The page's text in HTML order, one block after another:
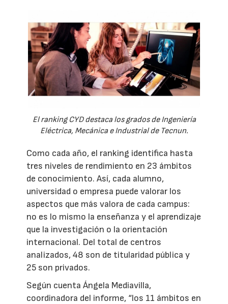
El ranking CYD destaca los grados de Ingeniería
Eléctrica, Mecánica e Industrial de Tecnun.
Como cada año, el ranking identifica hasta
tres niveles de rendimiento en 23 ámbitos
de conocimiento. Así, cada alumno,
universidad o empresa puede valorar los
aspectos que más valora de cada campus:
no es lo mismo la enseñanza y el aprendizaje
que la investigación o la orientación
internacional. Del total de centros
analizados, 48 son de titularidad pública y
25 son privados.
Según cuenta Ángela Mediavilla,
coordinadora del informe, “los 11 ámbitos en